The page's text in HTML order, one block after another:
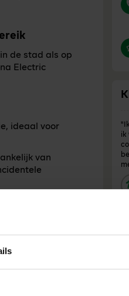
de stad als op
Electric
ideaal voor
van
een ruime
ik